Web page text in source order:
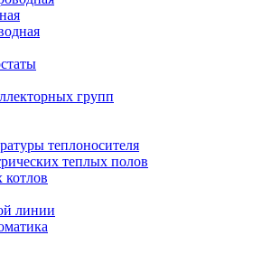
групп
теплоносителя
теплых полов
котлов
линии